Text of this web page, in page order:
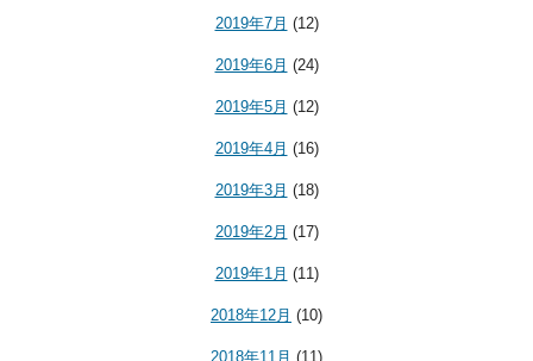
2019年7月 (12)
2019年6月 (24)
2019年5月 (12)
2019年4月 (16)
2019年3月 (18)
2019年2月 (17)
2019年1月 (11)
2018年12月 (10)
2018年11月 (11)